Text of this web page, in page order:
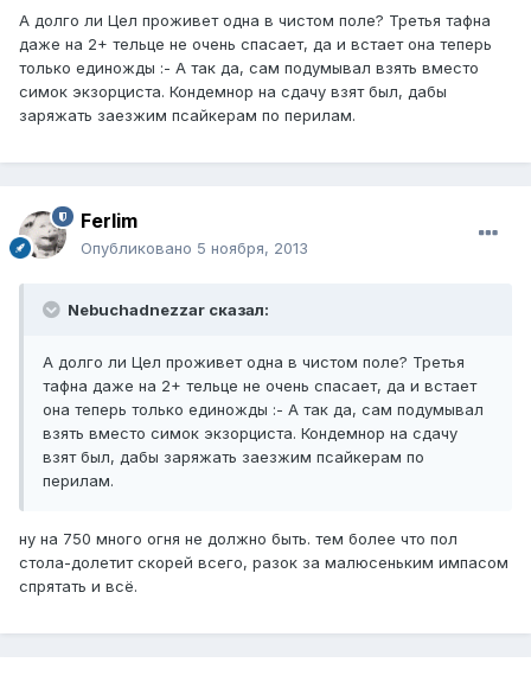
А долго ли Цел проживет одна в чистом поле? Третья тафна
даже на 2+ тельце не очень спасает, да и встает она теперь
только единожды :- А так да, сам подумывал взять вместо
симок экзорциста. Кондемнор на сдачу взят был, дабы
заряжать заезжим псайкерам по перилам.
Ferlim
Опубликовано 5 ноября, 2013
Nebuchadnezzar сказал:
А долго ли Цел проживет одна в чистом поле? Третья
тафна даже на 2+ тельце не очень спасает, да и встает
она теперь только единожды :- А так да, сам подумывал
взять вместо симок экзорциста. Кондемнор на сдачу
взят был, дабы заряжать заезжим псайкерам по
перилам.
ну на 750 много огня не должно быть. тем более что пол
стола-долетит скорей всего, разок за малюсеньким импасом
спрятать и всё.